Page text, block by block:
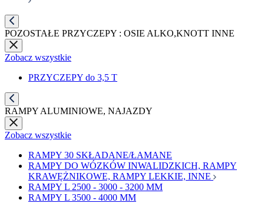
POZOSTAŁE PRZYCZEPY : OSIE ALKO,KNOTT INNE
Zobacz wszystkie
PRZYCZEPY do 3,5 T
RAMPY ALUMINIOWE, NAJAZDY
Zobacz wszystkie
RAMPY 30 SKŁADANE/ŁAMANE
RAMPY DO WÓZKÓW INWALIDZKICH, RAMPY
KRAWĘŻNIKOWE, RAMPY LEKKIE, INNE
RAMPY L 2500 - 3000 - 3200 MM
RAMPY L 3500 - 4000 MM